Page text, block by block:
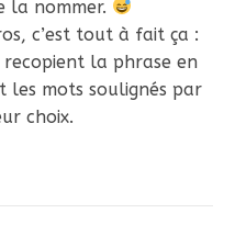
la nommer.
c’est tout à fait ça :
recopient la phrase en
les mots soulignés par
choix.